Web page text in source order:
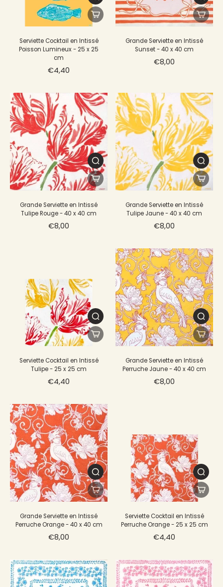
Serviette Cocktail en Intissé
Poisson Lumineux - 25 x 25
cm
€4,40
Grande Serviette en Intissé
Sunset - 40 x 40 cm
€8,00
Grande Serviette en Intissé
Tulipe Rouge - 40 x 40 cm
€8,00
Grande Serviette en Intissé
Tulipe Jaune - 40 x 40 cm
€8,00
Serviette Cocktail en Intissé
Tulipe - 25 x 25 cm
€4,40
Grande Serviette en Intissé
Perruche Jaune - 40 x 40 cm
€8,00
Grande Serviette en Intissé
Perruche Orange - 40 x 40 cm
€8,00
Serviette Cocktail en Intissé
Perruche Orange - 25 x 25 cm
€4,40